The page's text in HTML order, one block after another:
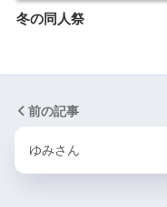
冬の同人祭
前の記事
ゆみさん